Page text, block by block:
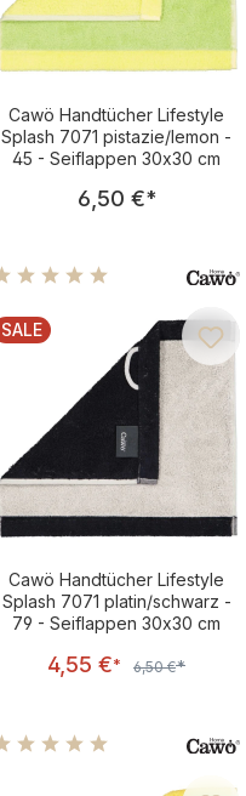
Cawö Handtücher Lifestyle
Splash 7071 pistazie/lemon -
45 - Seiflappen 30x30 cm
Regulärer
6,50 €*
RABATT
SALE
Cawö Handtücher Lifestyle
Splash 7071 platin/schwarz -
79 - Seiflappen 30x30 cm
4,55 €* Regulärer Preis:
6,50 €*